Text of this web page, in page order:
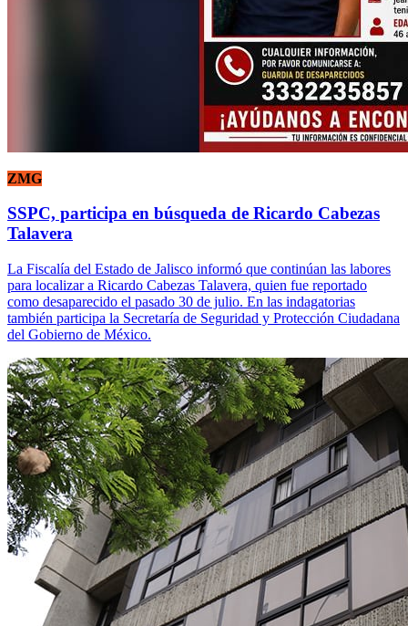
ZMG
SSPC, participa en búsqueda de Ricardo Cabezas
Talavera
La Fiscalía del Estado de Jalisco informó que continúan las labores
para localizar a Ricardo Cabezas Talavera, quien fue reportado
como desaparecido el pasado 30 de julio. En las indagatorias
también participa la Secretaría de Seguridad y Protección Ciudadana
del Gobierno de México.